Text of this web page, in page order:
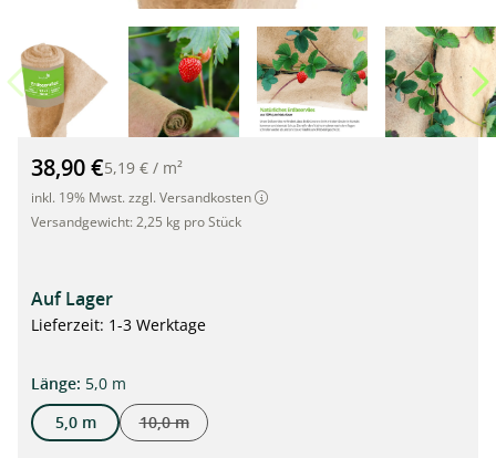
Erdbeervlies aus Jute, Mulchvlies für Erdbeerpflanzen, 1,5m x
38,90 €5,19 € / m²
inkl. 19% Mwst. zzgl. Versandkosten
Versandgewicht: 2,25 kg pro Stück
Auf Lager
Lieferzeit: 1-3 Werktage
Längeauswählen
: 5,0 m
5,0 m
10,0 m
(Diese Option ist zurzeit nicht verfügbar.)